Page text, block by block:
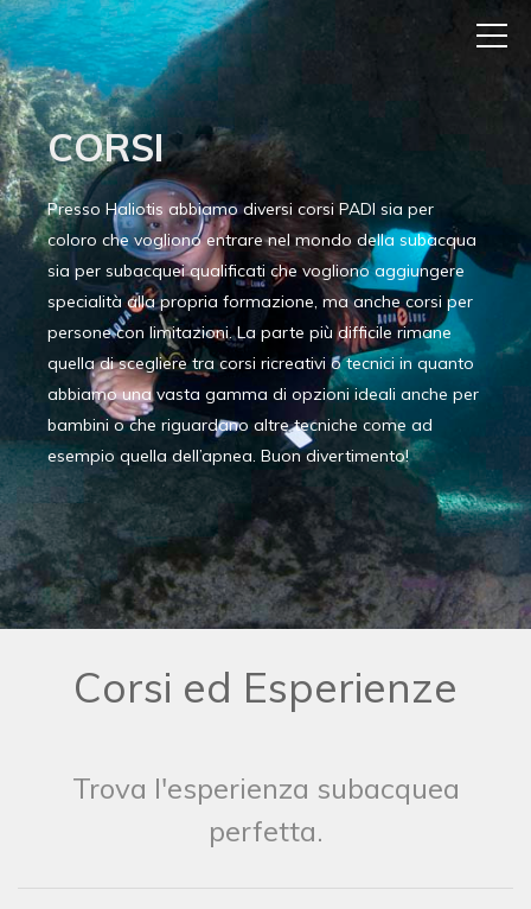
CORSI
Presso Haliotis abbiamo diversi corsi PADI sia per
coloro che vogliono entrare nel mondo della subacqua
sia per subacquei qualificati che vogliono aggiungere
specialità alla propria formazione, ma anche corsi per
persone con limitazioni. La parte più difficile rimane
quella di scegliere tra corsi ricreativi o tecnici in quanto
abbiamo una vasta gamma di opzioni ideali anche per
bambini o che riguardano altre tecniche come ad
esempio quella dell’apnea. Buon divertimento!
Corsi ed Esperienze
Trova l'esperienza subacquea
perfetta.